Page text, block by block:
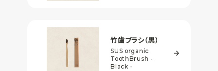
竹歯ブラシ（黒）
SUS organic
ToothBrush -
Black -